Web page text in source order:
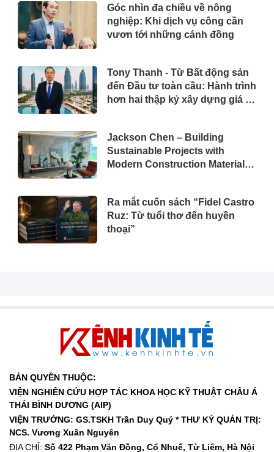
Góc nhìn đa chiều về nông
nghiệp: Khi dịch vụ công cần
vươn tới những cánh đồng
Tony Thanh - Từ Bất động sản
đến Đầu tư toàn cầu: Hành trình
hơn hai thập kỷ xây dựng giá trị
Jackson Chen – Building
Sustainable Projects with
Modern Construction Materials
Ra mắt cuốn sách “Fidel Castro
Ruz: Từ tuổi thơ đến huyền
thoại”
BẢN QUYỀN THUỘC:
VIỆN NGHIÊN CỨU HỢP TÁC KHOA HỌC KỸ THUẬT CHÂU Á
THÁI BÌNH DƯƠNG (AIP)
VIỆN TRƯỞNG: GS.TSKH Trần Duy Quý *THƯ KÝ QUẢN TRỊ:
NCS. Vương Xuân Nguyên
ĐỊA CHỈ: Số 422 Phạm Văn Đồng, Cổ Nhuế, Từ Liêm, Hà Nội